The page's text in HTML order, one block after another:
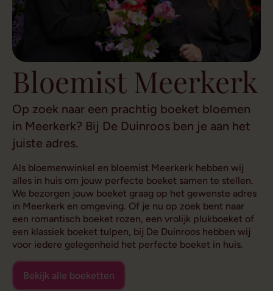
Bloemist Meerkerk
Op zoek naar een prachtig boeket bloemen
in Meerkerk? Bij De Duinroos ben je aan het
juiste adres.
Als bloemenwinkel en bloemist Meerkerk hebben wij
alles in huis om jouw perfecte boeket samen te stellen.
We bezorgen jouw boeket graag op het gewenste adres
in Meerkerk en omgeving. Of je nu op zoek bent naar
een romantisch boeket rozen, een vrolijk plukboeket of
een klassiek boeket tulpen, bij De Duinroos hebben wij
voor iedere gelegenheid het perfecte boeket in huis.
Bekijk alle boeketten